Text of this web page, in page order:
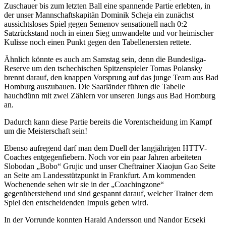
Zuschauer bis zum letzten Ball eine spannende Partie erlebten, in
der unser Mannschaftskapitän Dominik Scheja ein zunächst
aussichtsloses Spiel gegen Semenov sensationell nach 0:2
Satzrückstand noch in einen Sieg umwandelte und vor heimischer
Kulisse noch einen Punkt gegen den Tabellenersten rettete.
Ähnlich könnte es auch am Samstag sein, denn die Bundesliga-
Reserve um den tschechischen Spitzenspieler Tomas Polansky
brennt darauf, den knappen Vorsprung auf das junge Team aus Bad
Homburg auszubauen. Die Saarländer führen die Tabelle
hauchdünn mit zwei Zählern vor unseren Jungs aus Bad Homburg
an.
Dadurch kann diese Partie bereits die Vorentscheidung im Kampf
um die Meisterschaft sein!
Ebenso aufregend darf man dem Duell der langjährigen HTTV-
Coaches entgegenfiebern. Noch vor ein paar Jahren arbeiteten
Slobodan „Bobo“ Grujic und unser Cheftrainer Xiaojun Gao Seite
an Seite am Landesstützpunkt in Frankfurt. Am kommenden
Wochenende sehen wir sie in der „Coachingzone“
gegenüberstehend und sind gespannt darauf, welcher Trainer dem
Spiel den entscheidenden Impuls geben wird.
In der Vorrunde konnten Harald Andersson und Nandor Ecseki